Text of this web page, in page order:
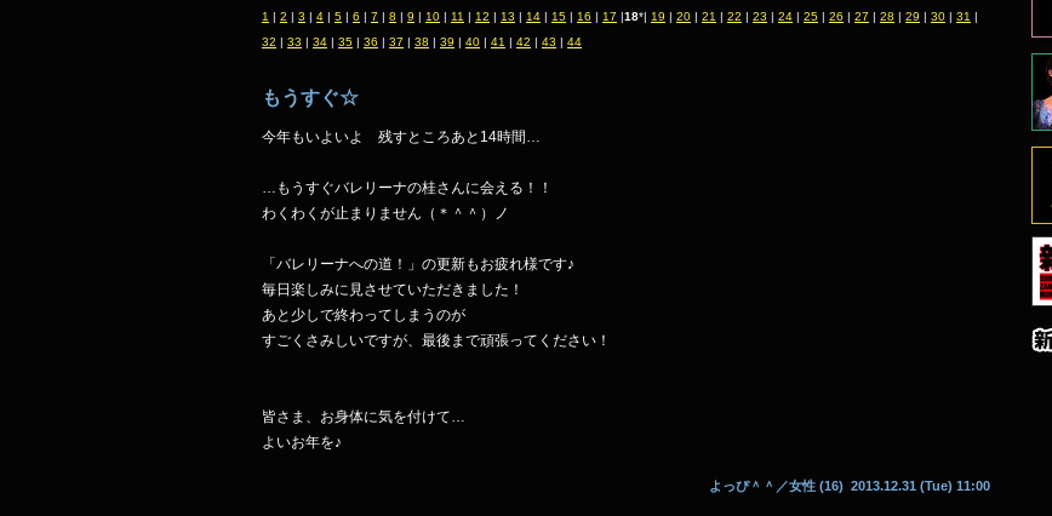
1 | 2 | 3 | 4 | 5 | 6 | 7 | 8 | 9 | 10 | 11 | 12 | 13 | 14 | 15 | 16 | 17 |18*| 19 | 20 | 21 | 22 | 23 | 24 | 25 | 26 | 27 | 28 | 29 | 30 | 31 |
32 | 33 | 34 | 35 | 36 | 37 | 38 | 39 | 40 | 41 | 42 | 43 | 44
もうすぐ☆
今年もいよいよ 残すところあと14時間…
…もうすぐバレリーナの桂さんに会える！！
わくわくが止まりません（＊＾＾）ノ
「バレリーナへの道！」の更新もお疲れ様です♪
毎日楽しみに見させていただきました！
あと少しで終わってしまうのが
すごくさみしいですが、最後まで頑張ってください！
皆さま、お身体に気を付けて…
よいお年を♪
よっぴ＾＾ ／女性 (16) 2013.12.31 (Tue) 11:00